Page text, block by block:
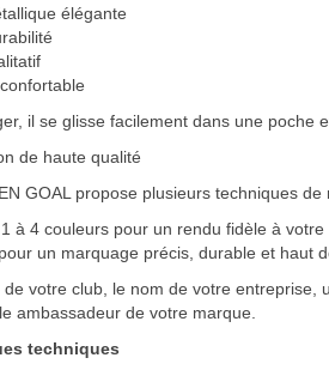
élégante
il se glisse facilement dans une poche
de haute qualité
GOAL propose plusieurs techniques
à 4 couleurs pour un rendu fidèle à votre
un marquage précis, durable et haut
de votre club, le nom de votre
ambassadeur de votre marque.
techniques